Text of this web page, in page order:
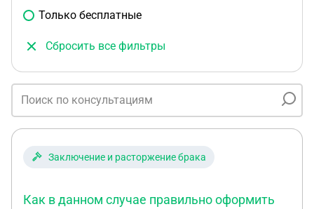
Только бесплатные
Сбросить все фильтры
Заключение и расторжение брака
Как в данном случае правильно оформить